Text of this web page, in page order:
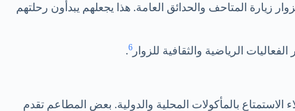
زيارة المتاحف والحدائق العامة. هذا يجعلهم يبدأون رحلتهم
6
.
بالمأكولات المحلية والدولية. بعض المطاعم تقدم